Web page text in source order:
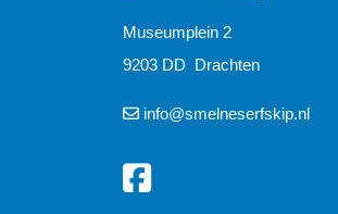
Museumplein 2
9203 DD Drachten
info@smelneserfskip.nl